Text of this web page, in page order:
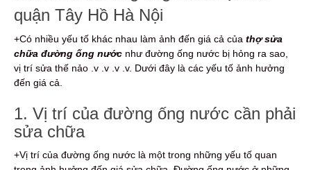
quận Tây Hồ Hà Nội
+Có nhiều yếu tố khác nhau làm ảnh đến giá cả của thợ sửa
chữa đường ống nước như đường ống nước bị hỏng ra sao,
vị trí sửa thế nảo .v .v .v .v. Dưới đây là các yếu tố ảnh hưởng
đến giá cả.
1. Vị trí của đường ống nước cần phải
sửa chữa
+Vị trí của đường ống nước là một trong những yếu tố quan